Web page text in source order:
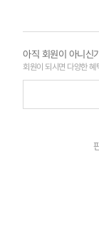
아직 회원이 아니신
회원이 되시면 다양한 혜